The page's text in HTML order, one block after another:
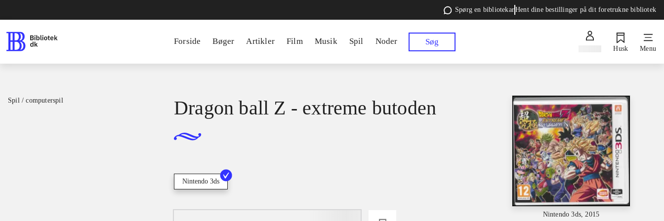
Spørg en bibliotekarHent dine bestillinger på dit foretrukne bibliotek
Forside Bøger Artikler Film Musik Spil Noder Søg
Husk Menu
Spil / computerspil
Nintendo 3ds, 2015
Dragon ball Z - extreme butoden
Nintendo 3ds